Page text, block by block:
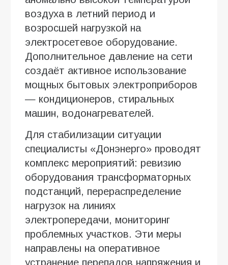
воздуха в летний период и
возросшей нагрузкой на
электросетевое оборудование.
Дополнительное давление на сети
создаёт активное использование
мощных бытовых электроприборов
— кондиционеров, стиральных
машин, водонагревателей.
Для стабилизации ситуации
специалисты «Донэнерго» проводят
комплекс мероприятий: ревизию
оборудования трансформаторных
подстанций, перераспределение
нагрузок на линиях
электропередачи, мониторинг
проблемных участков. Эти меры
направлены на оперативное
устранение перепадов напряжения и